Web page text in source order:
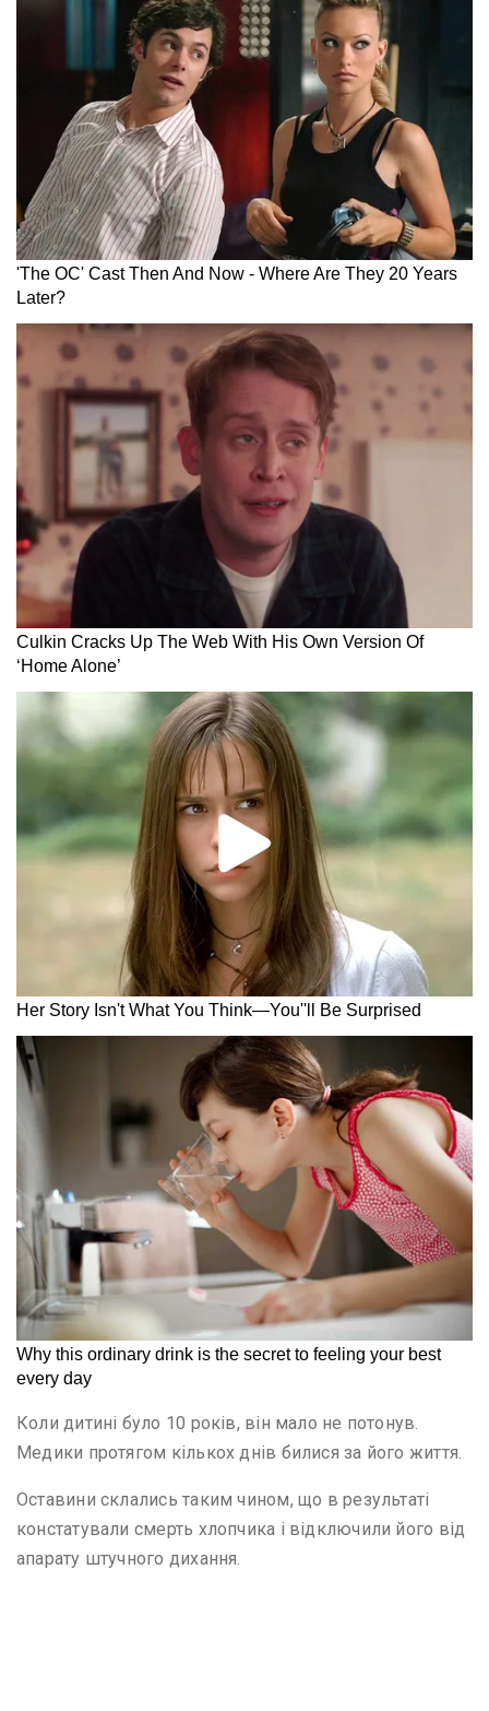
Коли дитині було 10 років, він мало не потонув.
Медики протягом кількох днів билися за його життя.
Оставини склались таким чином, що в результаті
констатували смерть хлопчика і відключили його від
апарату штучного дихання.